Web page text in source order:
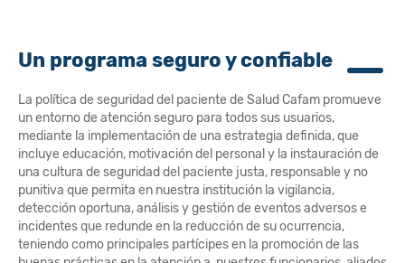
Un programa seguro y confiable
La política de seguridad del paciente de Salud Cafam promueve
un entorno de atención seguro para todos sus usuarios,
mediante la implementación de una estrategia definida, que
incluye educación, motivación del personal y la instauración de
una cultura de seguridad del paciente justa, responsable y no
punitiva que permita en nuestra institución la vigilancia,
detección oportuna, análisis y gestión de eventos adversos e
incidentes que redunde en la reducción de su ocurrencia,
teniendo como principales partícipes en la promoción de las